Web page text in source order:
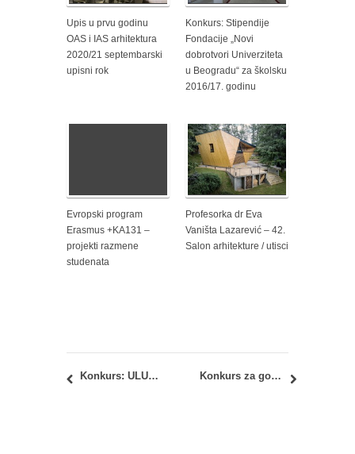
Upis u prvu godinu
OAS i IAS arhitektura
2020/21 septembarski
upisni rok
Konkurs: Stipendije
Fondacije „Novi
dobrotvori Univerziteta
u Beogradu“ za školsku
2016/17. godinu
Evropski program
Erasmus +KA131 –
projekti razmene
studenata
Profesorka dr Eva
Vaništa Lazarević – 42.
Salon arhitekture / utisci
Konkurs: ULUPUDS – Nagrada Pavle Vasić 2017 Konkurs za godišnju kolektivnu izložbu umetnosti u Srbiji 2018